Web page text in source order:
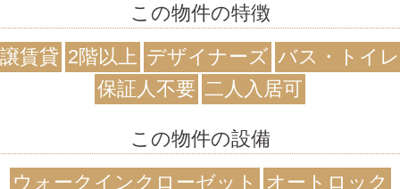
この物件の特徴
賃貸 2階以上 デザイナーズ バス・トイ
保証人不要 二人入居可
この物件の設備
ウォークインクローゼット
オートロック